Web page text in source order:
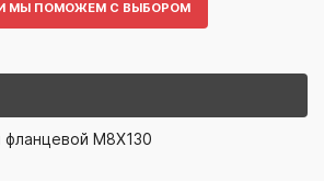
И МЫ ПОМОЖЕМ С ВЫБОРОМ
M8X130